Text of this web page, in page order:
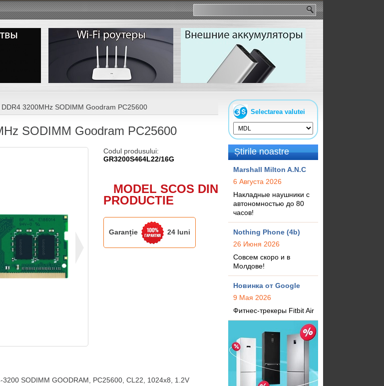
DDR4 3200MHz SODIMM Goodram PC25600
SODIMM Goodram PC25600
Codul produsului:
GR3200S464L22/16G
MODEL SCOS DIN
PRODUCTIE
Garanție 24 luni
SODIMM GOODRAM, PC25600, CL22, 1024x8, 1.2V
Selectarea valutei
Știrile noastre
Marshall Milton A.N.C
6 Августа 2026
Накладные наушники с
автономностью до 80
часов!
Nothing Phone (4b)
26 Июня 2026
Совсем скоро и в
Молдове!
Новинка от Google
9 Мая 2026
Фитнес-трекеры Fitbit Air